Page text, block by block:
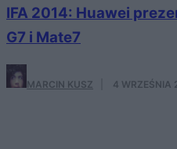
IFA 2014: Huawei
G7 i Mate7
MARCIN KUSZ 4 WRZEŚNIA